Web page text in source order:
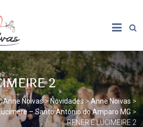
2
Anne Noivas>Novidades >Anne Noivas >
– Santo Antônio do Amparo MG >
RENER E LUCIMEIRE 2